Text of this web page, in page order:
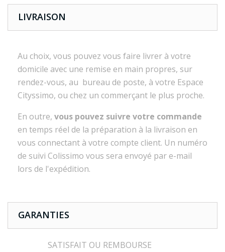
LIVRAISON
Au choix, vous pouvez vous faire livrer à votre
domicile avec une remise en main propres, sur
rendez-vous, au bureau de poste, à votre Espace
Cityssimo, ou chez un commerçant le plus proche.
En outre, vous pouvez suivre votre commande
en temps réel de la préparation à la livraison en
vous connectant à votre compte client. Un numéro
de suivi Colissimo vous sera envoyé par e-mail
lors de l'expédition.
GARANTIES
SATISFAIT OU REMBOURSE